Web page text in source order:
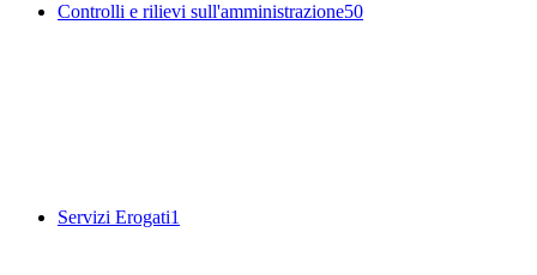
Controlli e rilievi sull'amministrazione50
Servizi Erogati1